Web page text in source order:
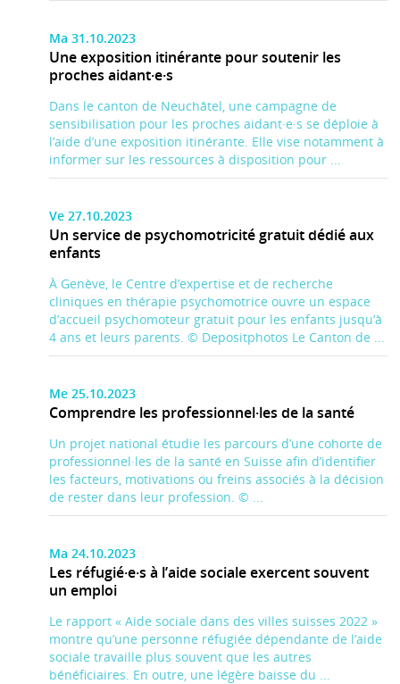
Ma 31.10.2023
Une exposition itinérante pour soutenir les
proches aidant·e·s
Dans le canton de Neuchâtel, une campagne de
sensibilisation pour les proches aidant·e·s se déploie à
l’aide d’une exposition itinérante. Elle vise notamment à
informer sur les ressources à disposition pour ...
Ve 27.10.2023
Un service de psychomotricité gratuit dédié aux
enfants
À Genève, le Centre d’expertise et de recherche
cliniques en thérapie psychomotrice ouvre un espace
d’accueil psychomoteur gratuit pour les enfants jusqu’à
4 ans et leurs parents. © Depositphotos Le Canton de ...
Me 25.10.2023
Comprendre les professionnel·les de la santé
Un projet national étudie les parcours d’une cohorte de
professionnel·les de la santé en Suisse afin d’identifier
les facteurs, motivations ou freins associés à la décision
de rester dans leur profession. © ...
Ma 24.10.2023
Les réfugié·e·s à l’aide sociale exercent souvent
un emploi
Le rapport « Aide sociale dans des villes suisses 2022 »
montre qu’une personne réfugiée dépendante de l’aide
sociale travaille plus souvent que les autres
bénéficiaires. En outre, une légère baisse du ...